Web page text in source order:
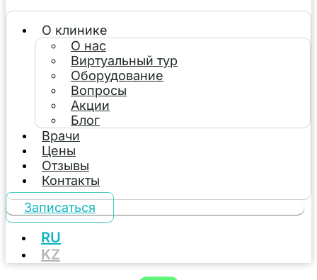
О клинике
О нас
Виртуальный тур
Оборудование
Вопросы
Акции
Блог
Врачи
Цены
Отзывы
Контакты
Записаться
RU
KZ